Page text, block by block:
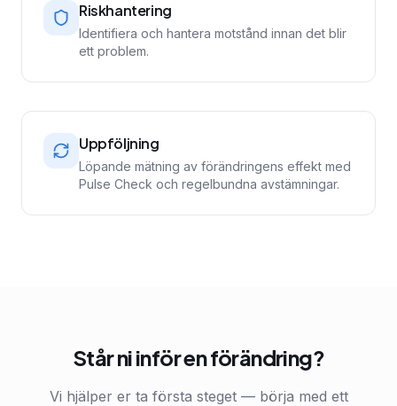
Riskhantering
Identifiera och hantera motstånd innan det blir
ett problem.
Uppföljning
Löpande mätning av förändringens effekt med
Pulse Check och regelbundna avstämningar.
Står ni inför en förändring?
Vi hjälper er ta första steget — börja med ett